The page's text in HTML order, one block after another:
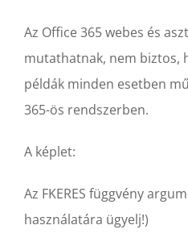
Az Office 365 webes és
mutathatnak, nem biztos,
példák minden esetben
365-ös rendszerben.
A képlet:
Az FKERES függvény
használatára ügyelj!)